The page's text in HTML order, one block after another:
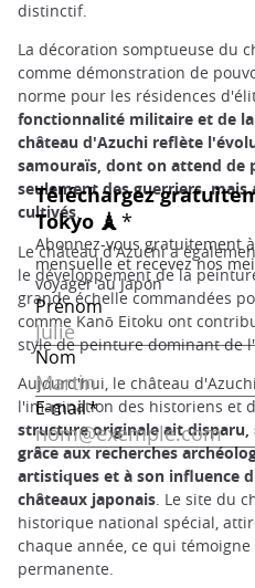
distinctif.
La décoration somptueuse du
comme démonstration de
norme pour les résidences
fonctionnalité militaire et de
château d'Azuchi reflète
samouraïs, dont on attend de
seulement des guerriers,
cultivés.
Le château d'Azuchi a
le développement de la
grande échelle commandées
comme Kanō Eitoku ont
style de peinture dominant de
Aujourd'hui, le château
l'imagination des historiens et
structure originale ait disparu,
grâce aux recherches
artistiques et à son influence
châteaux japonais . Le site du
historique national spécial,
chaque année, ce qui
permanente.